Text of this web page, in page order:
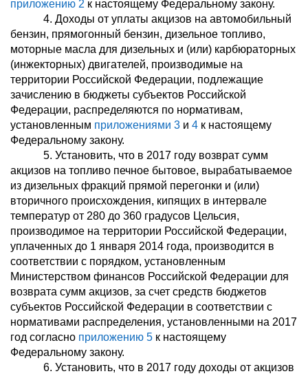
приложению 2 к настоящему Федеральному закону.
4. Доходы от уплаты акцизов на автомобильный
бензин, прямогонный бензин, дизельное топливо,
моторные масла для дизельных и (или) карбюраторных
(инжекторных) двигателей, производимые на
территории Российской Федерации, подлежащие
зачислению в бюджеты субъектов Российской
Федерации, распределяются по нормативам,
установленным приложениями 3 и 4 к настоящему
Федеральному закону.
5. Установить, что в 2017 году возврат сумм
акцизов на топливо печное бытовое, вырабатываемое
из дизельных фракций прямой перегонки и (или)
вторичного происхождения, кипящих в интервале
температур от 280 до 360 градусов Цельсия,
производимое на территории Российской Федерации,
уплаченных до 1 января 2014 года, производится в
соответствии с порядком, установленным
Министерством финансов Российской Федерации для
возврата сумм акцизов, за счет средств бюджетов
субъектов Российской Федерации в соответствии с
нормативами распределения, установленными на 2017
год согласно приложению 5 к настоящему
Федеральному закону.
6. Установить, что в 2017 году доходы от акцизов